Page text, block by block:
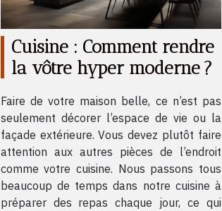
Cuisine : Comment rendre
la vôtre hyper moderne ?
Faire de votre maison belle, ce n’est pas
seulement décorer l’espace de vie ou la
façade extérieure. Vous devez plutôt faire
attention aux autres pièces de l’endroit
comme votre cuisine. Nous passons tous
beaucoup de temps dans notre cuisine à
préparer des repas chaque jour, ce qui